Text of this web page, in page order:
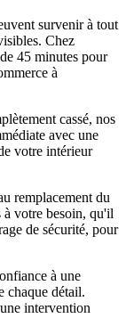
survenir à tout
Chez
45 minutes pour
à
cassé, nos
avec une
votre intérieur
remplacement du
à votre besoin, qu'il
de sécurité, pour
à une
chaque détail.
intervention